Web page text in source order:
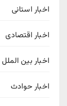
اخبار استانی
اخبار اقتصادی
اخبار بین الملل
اخبار حوادث